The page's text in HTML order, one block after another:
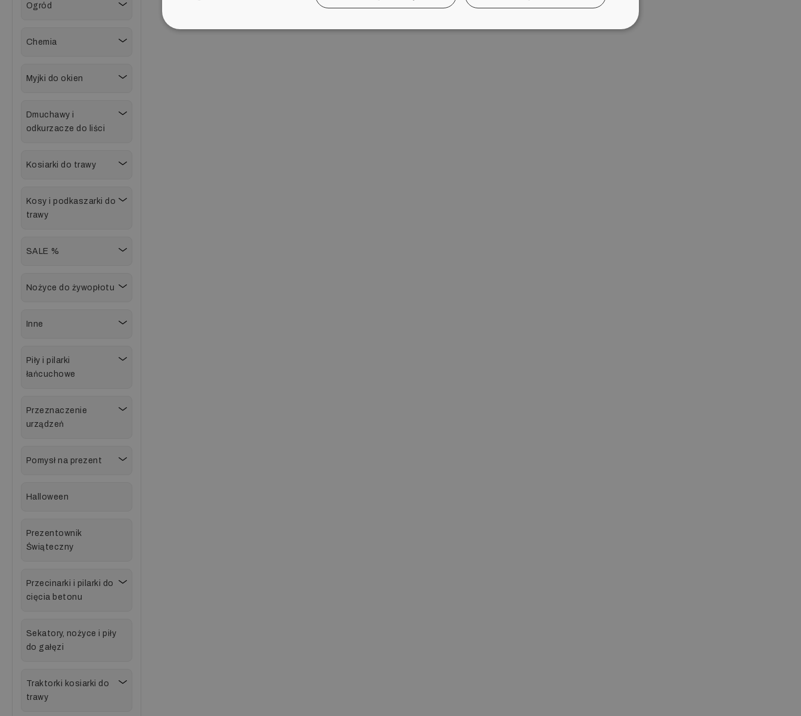
Ogród
Chemia
Myjki do okien
Dmuchawy i
odkurzacze do liści
Kosiarki do trawy
Kosy i podkaszarki do
trawy
SALE %
Nożyce do żywopłotu
Inne
Piły i pilarki
łańcuchowe
Przeznaczenie
urządzeń
Pomysł na prezent
Halloween
Prezentownik
Świąteczny
Przecinarki i pilarki do
cięcia betonu
Sekatory, nożyce i piły
do gałęzi
Traktorki kosiarki do
trawy